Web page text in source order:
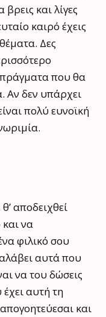
και λίγες
καιρό έχεις
Δες
πράγματα που θα
Αν δεν υπάρχει
πολύ ευνοϊκή
αποδειχθεί
να
φιλικό σου
αυτά που
να του δώσεις
αυτή τη
και